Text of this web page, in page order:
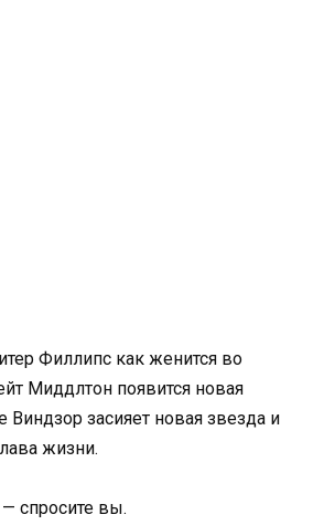
Филлипс как женится во
Миддлтон появится новая
засияет новая звезда и
жизни.
— спросите вы.